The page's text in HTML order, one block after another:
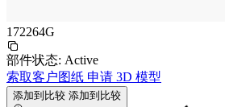
172264G
部件状态: Active
索取客户图纸 申请 3D 模型
添加到比较 添加到比较